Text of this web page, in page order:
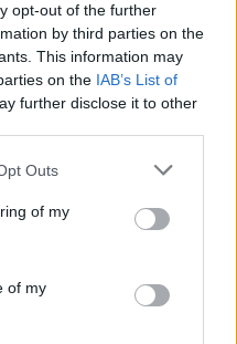
opt-out of the further
by third parties on the
This information may
on the IAB’s List of
further disclose it to other
Outs
of my
of my
è certificato IP52 contro la
VAS 6160E è certificato IP65 e
e polvere densa.
una connessione sicura e
esterne. Entrambe le unità
base agli elevati standard di
ci accingiamo a cambiare